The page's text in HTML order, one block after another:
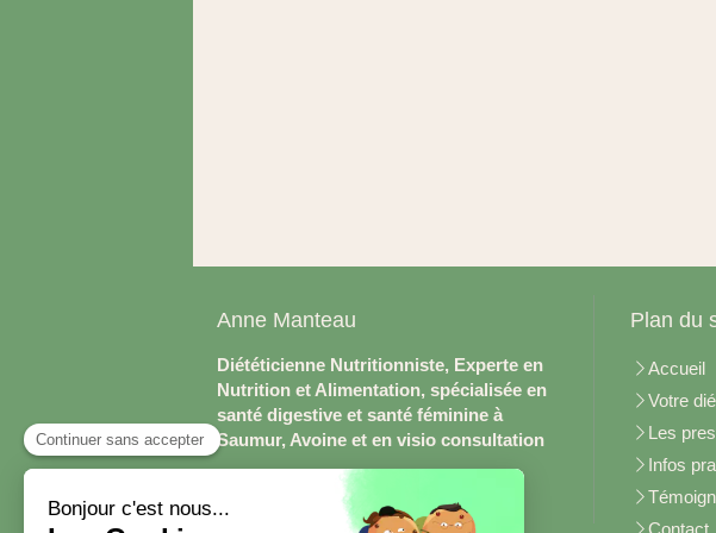
Anne Manteau
Diététicienne Nutritionniste, Experte en
Nutrition et Alimentation, spécialisée en
santé digestive et santé féminine à
Saumur, Avoine et en visio consultation
Plan du
Accueil
Votre
Les
Infos
Contact